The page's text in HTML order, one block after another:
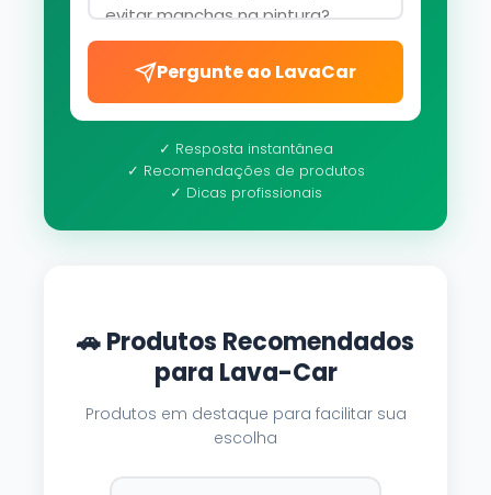
Pergunte ao LavaCar
✓ Resposta instantânea
✓ Recomendações de produtos
✓ Dicas profissionais
🚗 Produtos Recomendados
para Lava-Car
Produtos em destaque para facilitar sua
escolha